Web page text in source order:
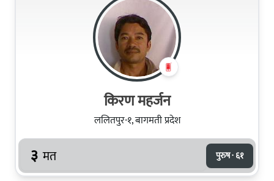
किरण महर्जन
ललितपुर-१, बागमती प्रदेश
३ मत पुरुष · ६१